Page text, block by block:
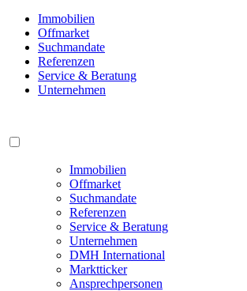
Immobilien
Offmarket
Suchmandate
Referenzen
Service & Beratung
Unternehmen
Immobilien
Offmarket
Suchmandate
Referenzen
Service & Beratung
Unternehmen
DMH International
Marktticker
Ansprechpersonen